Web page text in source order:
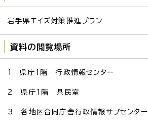
岩手県エイズ対策推進プラン
資料の閲覧場所
1 県庁1階 行政情報センター
2 県庁1階 県民室
3 各地区合同庁舎行政情報サブセンター